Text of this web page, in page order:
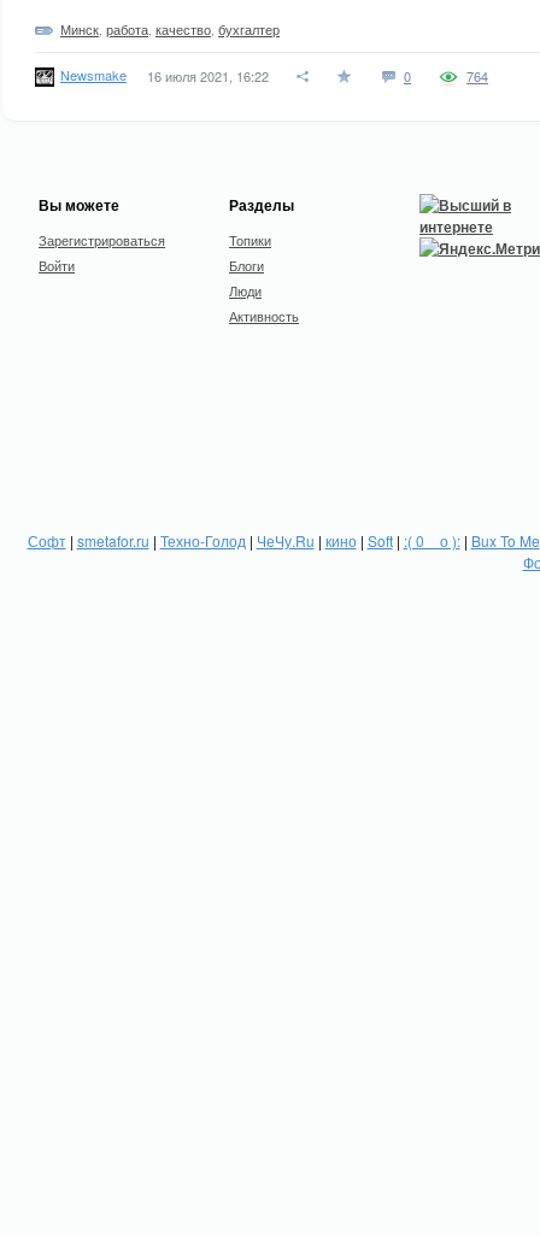
Минск работа качество бухгалтер
Newsmake 16 июля 2021, 16:22 0 764
Вы можете
Зарегистрироваться
Войти
Разделы
Топики
Блоги
Люди
Активность
Софт| smetafor.ru | Техно-Голод | ЧеЧу.Ru | кино| Soft| :( 0 _ о ):| Bux To Me